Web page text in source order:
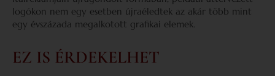
logókon nem egy esetben újraéledtek az akár több mint
egy évszázada megalkotott grafikai elemek.
EZ IS ÉRDEKELHET